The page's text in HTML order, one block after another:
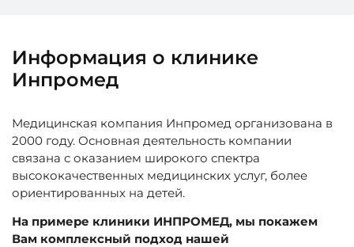
Информация о клинике
Инпромед
Медицинская компания Инпромед организована в
2000 году. Основная деятельность компании
связана с оказанием широкого спектра
высококачественных медицинских услуг, более
ориентированных на детей.
На примере клиники ИНПРОМЕД, мы покажем
Вам комплексный подход нашей